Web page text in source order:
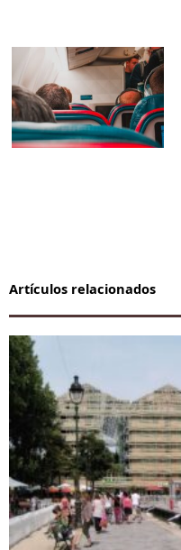
Artículos relacionados